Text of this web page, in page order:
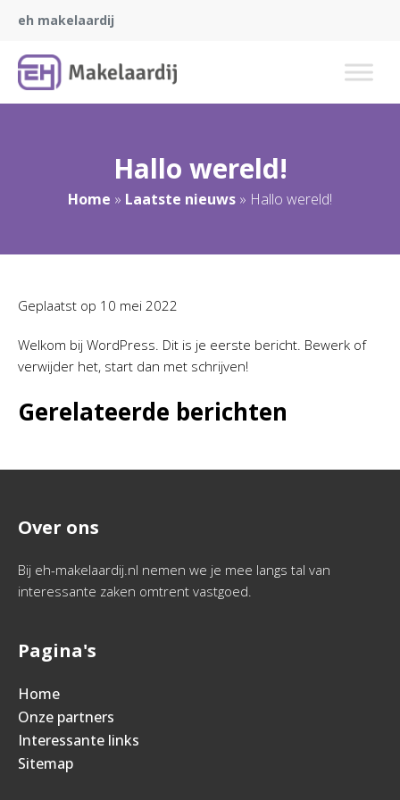
eh makelaardij
Hallo wereld!
Home » Laatste nieuws » Hallo wereld!
Geplaatst op 10 mei 2022
Welkom bij WordPress. Dit is je eerste bericht. Bewerk of
verwijder het, start dan met schrijven!
Gerelateerde berichten
Over ons
Bij eh-makelaardij.nl nemen we je mee langs tal van
interessante zaken omtrent vastgoed.
Pagina's
Home
Onze partners
Interessante links
Sitemap